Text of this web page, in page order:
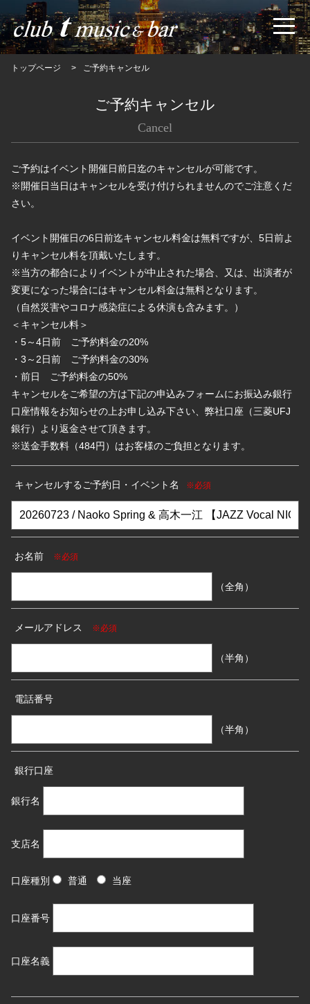
トップページ ご予約キャンセル
ご予約キャンセル
Cancel
ご予約はイベント開催日前日迄のキャンセルが可能です。
※開催日当日はキャンセルを受け付けられませんのでご注意くだ
さい。
イベント開催日の6日前迄キャンセル料金は無料ですが、5日前よ
りキャンセル料を頂戴いたします。
※当方の都合によりイベントが中止された場合、又は、出演者が
変更になった場合にはキャンセル料金は無料となります。
（自然災害やコロナ感染症による休演も含みます。）
＜キャンセル料＞
・5～4日前 ご予約料金の20%
・3～2日前 ご予約料金の30%
・前日 ご予約料金の50%
キャンセルをご希望の方は下記の申込みフォームにお振込み銀行
口座情報をお知らせの上お申し込み下さい、弊社口座（三菱UFJ
銀行）より返金させて頂きます。
※送金手数料（484円）はお客様のご負担となります。
キャンセルするご予約日・イベント名 ※必須
お名前 ※必須
（全角）
メールアドレス ※必須
（半角）
電話番号
（半角）
銀行口座
銀行名
支店名
口座種別 普通 当座
口座番号
口座名義